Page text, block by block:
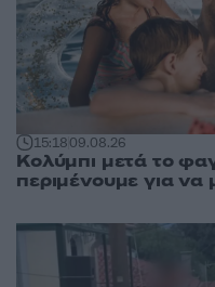
15:1809.08.26
Κολύμπι μετά το
περιμένουμε για